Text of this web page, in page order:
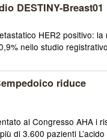
DESTINY-Breast01
HER2 positivo:
nello studio
riduce
al Congresso AHA i
di 3.600 pazienti